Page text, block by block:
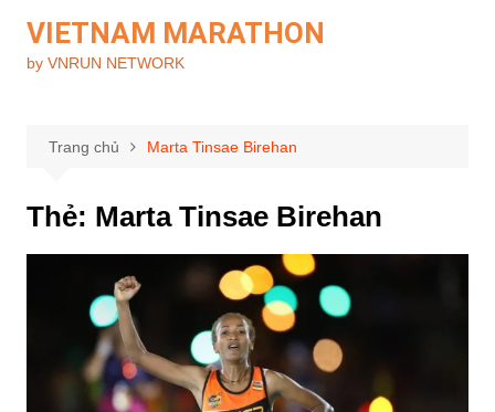
phần
VIETNAM MARATHON
by VNRUN NETWORK
Trang chủ Marta Tinsae Birehan
Thẻ: Marta Tinsae Birehan